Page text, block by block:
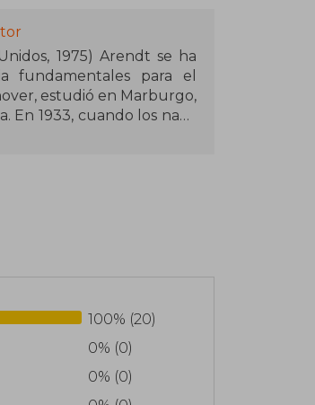
fundamentales para el
estudió en Marburgo,
1933, cuando los nazis
en Estados Unidos,
100% (20)
0% (0)
0% (0)